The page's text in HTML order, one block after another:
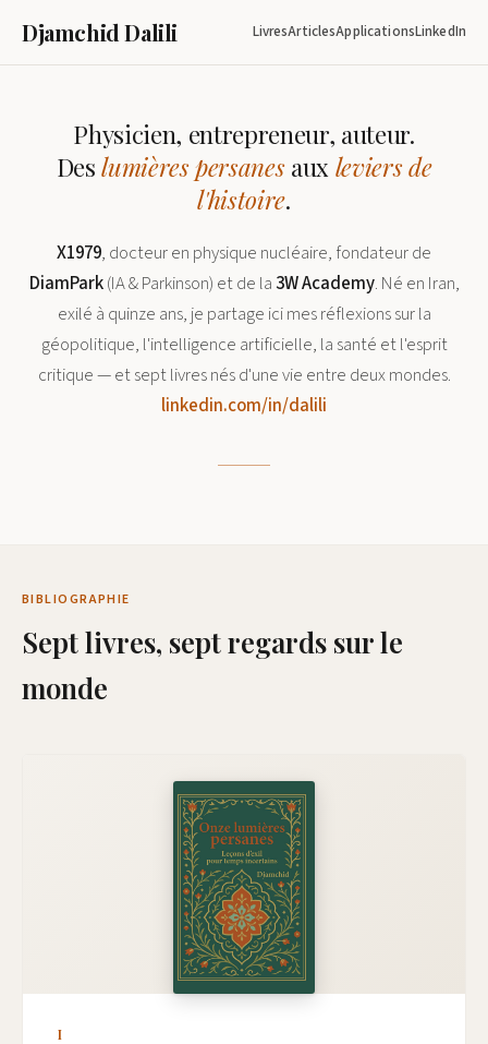
Djamchid Dalili LivresArticlesApplicationsLinkedIn
Physicien, entrepreneur, auteur.
Deslumières persanesaux leviers de
l'histoire.
X1979, docteur en physique nucléaire, fondateur de
DiamPark(IA & Parkinson) et de la 3W Academy. Né en Iran,
exilé à quinze ans, je partage ici mes réflexions sur la
géopolitique, l'intelligence artificielle, la santé et l'esprit
critique — et sept livres nés d'une vie entre deux mondes.
linkedin.com/in/dalili
BIBLIOGRAPHIE
Sept livres, sept regards sur le
monde
I